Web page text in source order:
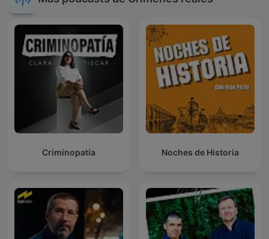
Criminopatía Noches de Historia